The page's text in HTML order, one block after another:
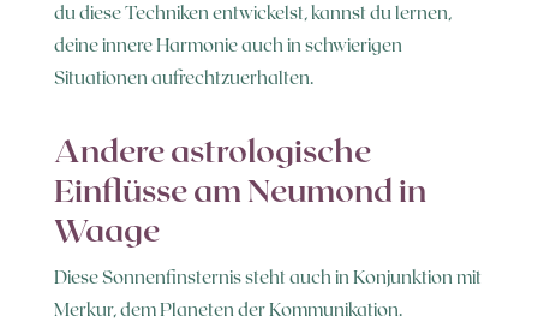
du diese Techniken entwickelst, kannst du lernen,
deine innere Harmonie auch in schwierigen
Situationen aufrechtzuerhalten.
Andere astrologische
Einflüsse am Neumond in
Waage
Diese Sonnenfinsternis steht auch in Konjunktion mit
Merkur, dem Planeten der Kommunikation.